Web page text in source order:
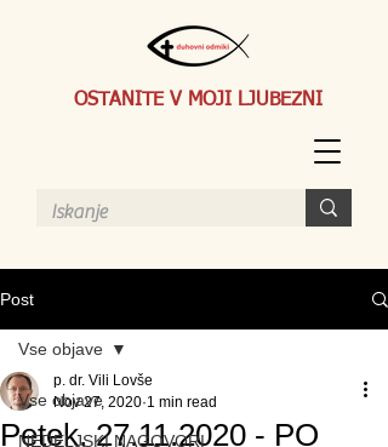
OSTANITE V MOJI LJUBEZNI
Post
Vse objave
NEDELJSKI NAGOVORI
Vse objave
Petek, 27.11.2020 - PO
p. dr. Vili Lovše
Nov 27, 2020 1 min read